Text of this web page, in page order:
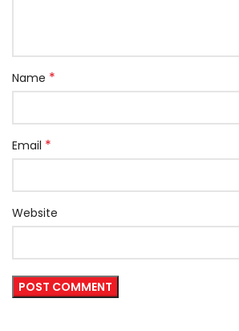
Name *
Email *
Website